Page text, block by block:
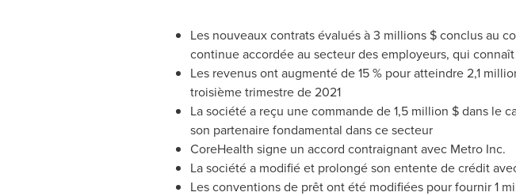
Les nouveaux contrats évalués à 3 millions $ conclus au
continue accordée au secteur des employeurs, qui
Les revenus ont augmenté de 15 % pour atteindre 2,1
troisième trimestre de 2021
La société a reçu une commande de 1,5 million $ dans le
son partenaire fondamental dans ce secteur
CoreHealth signe un accord contraignant avec Metro Inc.
La société a modifié et prolongé son entente de crédit
Les conventions de prêt ont été modifiées pour fournir 1